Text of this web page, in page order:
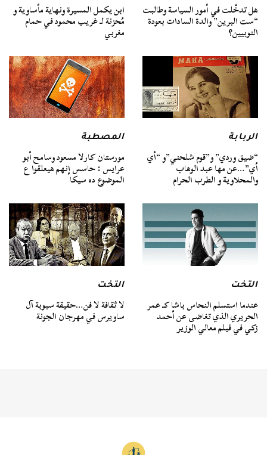
هل تدخّلت في أمور السياسة وطالبت
“ست البرين” والدة السادات بعودة
النوبيين؟
ابن يكمل المسيرة ونهاية مأساوية و
مُحزنة لـ غريب محمود في حمام
مغربي
الربابة
“ضيق وردي” و”قوم شلحني”و “أي
أي”…عن مها عبد الوهاب
والمحلاوية و الطرب الحرام
المصطبة
مورستان كارلا مسعود وسامح أبو
عرايس : حاسس إنهم هيعلقوا ع
الموضوع ده سيكا
التخت
عندما استسلم النحاس باشا كـ عمر
الحريري الذي تغاضى عن أحمد
زكي في فيلم معالي الوزير
التخت
لا ثقافة لا فن…حقيقة سبوبة آل
ساويرس في مهرجان الجونة